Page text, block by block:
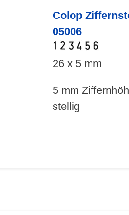
Colop
05006
26 x 5 mm
5 mm
stellig